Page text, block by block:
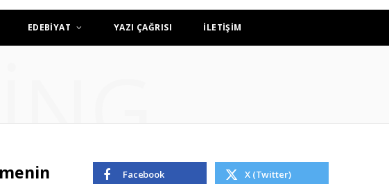
EDEBİYAT YAZI ÇAĞRISI İLETİŞİM
Facebook X (Twitter)